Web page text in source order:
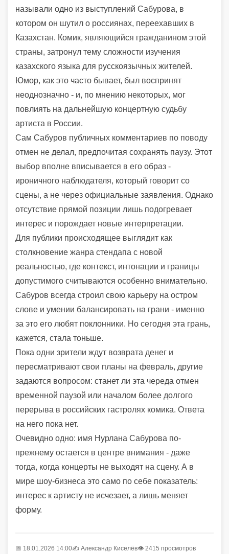
называли одно из выступлений Сабурова, в
котором он шутил о россиянах, переехавших в
Казахстан. Комик, являющийся гражданином этой
страны, затронул тему сложности изучения
казахского языка для русскоязычных жителей.
Юмор, как это часто бывает, был воспринят
неоднозначно - и, по мнению некоторых, мог
повлиять на дальнейшую концертную судьбу
артиста в России.
Сам Сабуров публичных комментариев по поводу
отмен не делал, предпочитая сохранять паузу. Этот
выбор вполне вписывается в его образ -
ироничного наблюдателя, который говорит со
сцены, а не через официальные заявления. Однако
отсутствие прямой позиции лишь подогревает
интерес и порождает новые интерпретации.
Для публики происходящее выглядит как
столкновение жанра стендапа с новой
реальностью, где контекст, интонации и границы
допустимого считываются особенно внимательно.
Сабуров всегда строил свою карьеру на остром
слове и умении балансировать на грани - именно
за это его любят поклонники. Но сегодня эта грань,
кажется, стала тоньше.
Пока одни зрители ждут возврата денег и
пересматривают свои планы на февраль, другие
задаются вопросом: станет ли эта череда отмен
временной паузой или началом более долгого
перерыва в российских гастролях комика. Ответа
на него пока нет.
Очевидно одно: имя Нурлана Сабурова по-
прежнему остается в центре внимания - даже
тогда, когда концерты не выходят на сцену. А в
мире шоу-бизнеса это само по себе показатель:
интерес к артисту не исчезает, а лишь меняет
форму.
📅 18.01.2026 14:00✍️ Александр Киселёв👁 2415 просмотров